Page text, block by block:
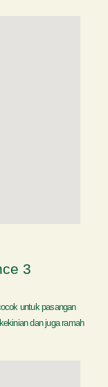
3
untuk pasangan
dan juga ramah